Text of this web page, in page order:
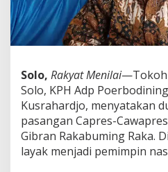
r
S
o
l
S
e
b
u
t
G
i
b
Solo, Rakyat Menilai—Tokoh
Solo, KPH Adp
Kusrahardjo, menyatakan
pasangan Capres-
Gibran Rakabuming Raka.
layak menjadi pemimpin